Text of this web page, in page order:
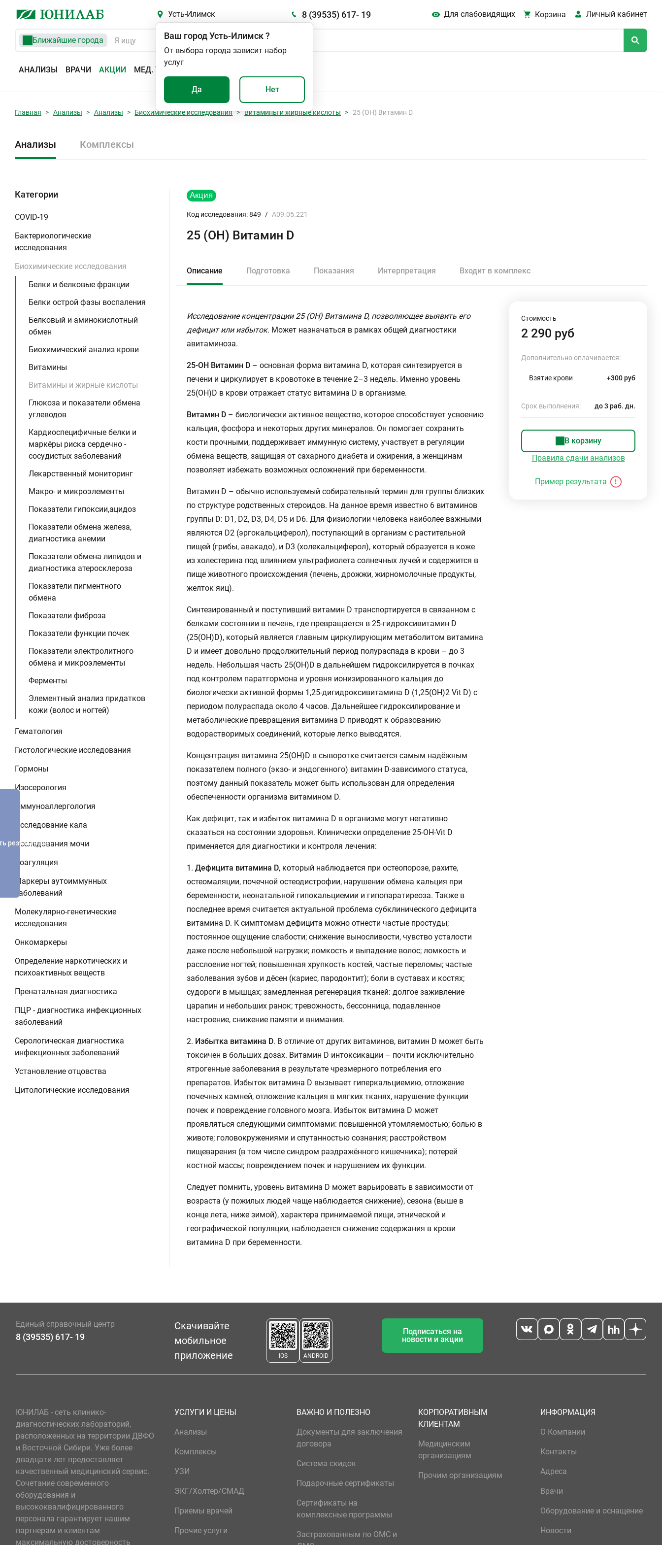
Усть-Илимск 8 (39535) 617- 19 Для слабовидящих Корзина Личный кабинет
Ближайшие города
АНАЛИЗЫ ВРАЧИ АКЦИИ МЕД. УСЛУГИ
Ваш городУсть-Илимск?
От выбора города зависит набор
услуг
Да Нет
Главная Анализы Анализы Биохимические исследования Витамины и жирные кислоты 25 (ОН) Витамин D
Анализы Комплексы
Категории
COVID-19
Бактериологические
исследования
Биохимические исследования
Белки и белковые фракции
Белки острой фазы воспаления
Белковый и аминокислотный
обмен
Биохимический анализ крови
Витамины
Витамины и жирные кислоты
Глюкоза и показатели обмена
углеводов
Кардиоспецифичные белки и
маркёры риска сердечно -
сосудистых заболеваний
Лекарственный мониторинг
Макро- и микроэлементы
Показатели гипоксии,ацидоз
Показатели обмена железа,
диагностика анемии
Показатели обмена липидов и
диагностика атеросклероза
Показатели пигментного
обмена
Показатели фиброза
Показатели функции почек
Показатели электролитного
обмена и микроэлементы
Ферменты
Элементный анализ придатков
кожи (волос и ногтей)
Гематология
Гистологические исследования
Гормоны
Изосерология
Иммуноаллергология
Исследование кала
Исследования мочи
Коагуляция
Маркеры аутоиммунных
заболеваний
Молекулярно-генетические
исследования
Онкомаркеры
Определение наркотических и
психоактивных веществ
Пренатальная диагностика
ПЦР - диагностика инфекционных
заболеваний
Серологическая диагностика
инфекционных заболеваний
Установление отцовства
Цитологические исследования
Код исследования: 849 / A09.05.221
25 (ОН) Витамин D
Описание Подготовка Показания Интерпретация Входит в комплекс
Исследование концентрации 25 (ОН) Витамина D, позволяющее выявить его
дефицит или избыток. Может назначаться в рамках общей диагностики
авитаминоза.
25-OH Витамин D – основная форма витамина D, которая синтезируется в
печени и циркулирует в кровотоке в течение 2–3 недель. Именно уровень
25(OH)D в крови отражает статус витамина D в организме.
Витамин D – биологически активное вещество, которое способствует усвоению
кальция, фосфора и некоторых других минералов. Он помогает сохранить
кости прочными, поддерживает иммунную систему, участвует в регуляции
обмена веществ, защищая от сахарного диабета и ожирения, а женщинам
позволяет избежать возможных осложнений при беременности.
Витамин D – обычно используемый собирательный термин для группы близких
по структуре родственных стероидов. На данное время известно 6 витаминов
группы D: D1, D2, D3, D4, D5 и D6. Для физиологии человека наиболее важными
являются D2 (эргокальциферол), поступающий в организм с растительной
пищей (грибы, авакадо), и D3 (холекальциферол), который образуется в коже
из холестерина под влиянием ультрафиолета солнечных лучей и содержится в
пище животного происхождения (печень, дрожжи, жирномолочные продукты,
желток яиц).
Синтезированный и поступивший витамин D транспортируется в связанном с
белками состоянии в печень, где превращается в 25-гидроксивитамин D
(25(OH)D), который является главным циркулирующим метаболитом витамина
D и имеет довольно продолжительный период полураспада в крови – до 3
недель. Небольшая часть 25(OH)D в дальнейшем гидроксилируется в почках
под контролем паратгормона и уровня ионизированного кальция до
биологически активной формы 1,25-дигидроксивитамина D (1,25(OH)2 Vit D) с
периодом полураспада около 4 часов. Дальнейшее гидроксилирование и
метаболические превращения витамина D приводят к образованию
водорастворимых соединений, которые легко выводятся.
Концентрация витамина 25(OH)D в сыворотке считается самым надёжным
показателем полного (экзо- и эндогенного) витамин D-зависимого статуса,
поэтому данный показатель может быть использован для определения
обеспеченности организма витамином D.
Как дефицит, так и избыток витамина D в организме могут негативно
сказаться на состоянии здоровья. Клинически определение 25-OH-Vit D
применяется для диагностики и контроля лечения:
1. Дефицита витамина D, который наблюдается при остеопорозе, рахите,
остеомаляции, почечной остеодистрофии, нарушении обмена кальция при
беременности, неонатальной гипокальциемии и гипопаратиреоза. Также в
последнее время считается актуальной проблема субклинического дефицита
витамина D. К симптомам дефицита можно отнести частые простуды;
постоянное ощущение слабости; снижение выносливости, чувство усталости
даже после небольшой нагрузки; ломкость и выпадение волос; ломкость и
расслоение ногтей; повышенная хрупкость костей, частые переломы; частые
заболевания зубов и дёсен (кариес, пародонтит); боли в суставах и костях;
судороги в мышцах; замедленная регенерация тканей: долгое заживление
царапин и небольших ранок; тревожность, бессонница, подавленное
настроение, снижение памяти и внимания.
2. Избытка витамина D. В отличие от других витаминов, витамин D может быть
токсичен в больших дозах. Витамин D интоксикации – почти исключительно
ятрогенные заболевания в результате чрезмерного потребления его
препаратов. Избыток витамина D вызывает гиперкальциемию, отложение
почечных камней, отложение кальция в мягких тканях, нарушение функции
почек и повреждение головного мозга. Избыток витамина D может
проявляться следующими симптомами: повышенной утомляемостью; болью в
животе; головокружениями и спутанностью сознания; расстройством
пищеварения (в том числе синдром раздражённого кишечника); потерей
костной массы; повреждением почек и нарушением их функции.
Следует помнить, уровень витамина D может варьировать в зависимости от
возраста (у пожилых людей чаще наблюдается снижение), сезона (выше в
конце лета, ниже зимой), характера принимаемой пищи, этнической и
географической популяции, наблюдается снижение содержания в крови
витамина D при беременности.
Стоимость
2 290 руб
Дополнительно оплачивается:
Взятие крови +300 руб
Срок выполнения: до 3 раб. дн.
В корзину
Правила сдачи анализов
Пример результата
результатов
Единый справочный центр
8 (39535) 617- 19
Скачивайте
мобильное
приложение
IOS ANDROID
Подписаться на
новости и акции
ЮНИЛАБ - сеть клинико-
диагностических лабораторий,
расположенных на территории ДВФО
и Восточной Сибири. Уже более
двадцати лет предоставляет
качественный медицинский сервис.
Сочетание современного
оборудования и
высококвалифицированного
персонала гарантирует нашим
партнерам и клиентам
максимальную достоверность
УСЛУГИ И ЦЕНЫ
Анализы
Комплексы
УЗИ
ЭКГ/Холтер/СМАД
Приемы врачей
Прочие услуги
ВАЖНО И ПОЛЕЗНО
Документы для заключения
договора
Система скидок
Подарочные сертификаты
Сертификаты на
комплексные программы
Застрахованным по ОМС и
КОРПОРАТИВНЫМ
КЛИЕНТАМ
Медицинским
организациям
Прочим организациям
ИНФОРМАЦИЯ
О Компании
Контакты
Адреса
Врачи
Оборудование и оснащение
Новости